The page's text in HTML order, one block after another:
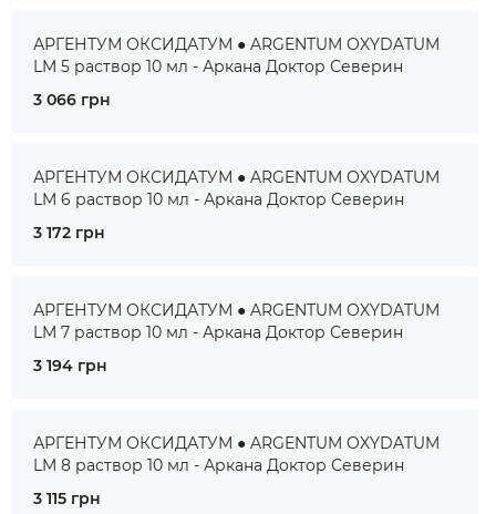
АРГЕНТУМ ОКСИДАТУМ ● ARGENTUM OXYDATUM
LM 5 раствор 10 мл - Аркана Доктор Северин
3 066 грн
АРГЕНТУМ ОКСИДАТУМ ● ARGENTUM OXYDATUM
LM 6 раствор 10 мл - Аркана Доктор Северин
3 172 грн
АРГЕНТУМ ОКСИДАТУМ ● ARGENTUM OXYDATUM
LM 7 раствор 10 мл - Аркана Доктор Северин
3 194 грн
АРГЕНТУМ ОКСИДАТУМ ● ARGENTUM OXYDATUM
LM 8 раствор 10 мл - Аркана Доктор Северин
3 115 грн